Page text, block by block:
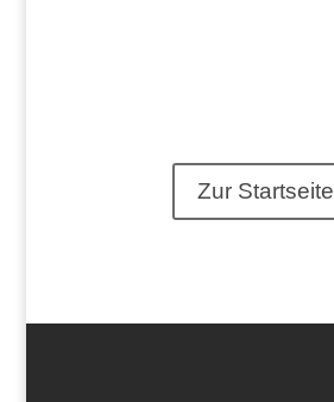
Zur Startseite